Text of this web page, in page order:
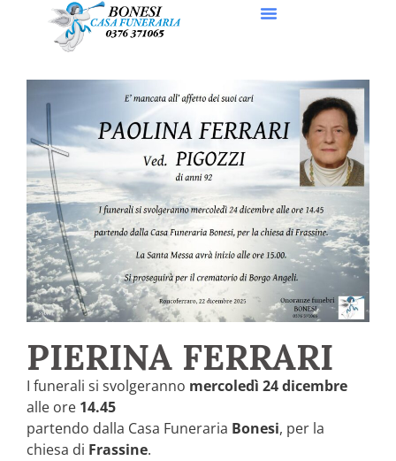
PIERINA FERRARI
I funerali si svolgeranno mercoledì 24 dicembre
alle ore 14.45
partendo dalla Casa Funeraria Bonesi, per la
chiesa di Frassine.